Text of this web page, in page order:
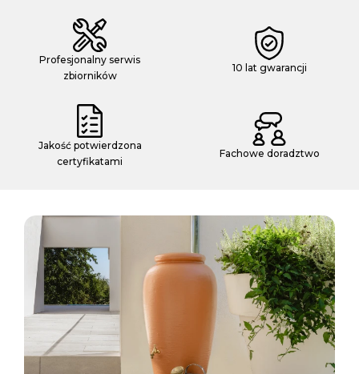
Profesjonalny serwis
zbiorników
10 lat gwarancji
Jakość potwierdzona
certyfikatami
Fachowe doradztwo